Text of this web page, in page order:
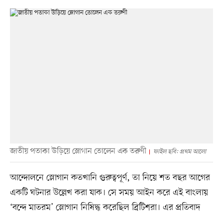
জাতীয় পতাকা উড়িয়ে স্লোগান তোলেন এক তরুণী ফাইল ছবি: প্রথম আলো
আন্দোলনে স্লোগান কতখানি গুরুত্বপূর্ণ, তা নিয়ে শত বছর আগের
একটি ঘটনার উল্লেখ করা যাক। সে সময় আইন করে এই বাংলায়
‘বন্দে মাতরম’ স্লোগান নিষিদ্ধ করেছিল ব্রিটিশরা। এর প্রতিবাদ